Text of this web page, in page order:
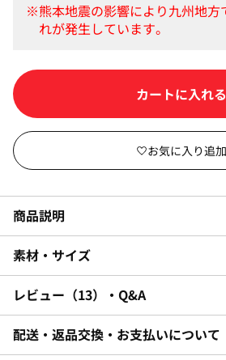
カートに入れる
商品説明
素材・サイズ
レビュー 13 ・Q&A
配送・返品交換・お支払いについて